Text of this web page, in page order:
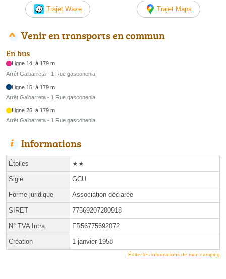
Trajet Waze Trajet Maps
Venir en transports en commun
En bus
Ligne 14, à 179 m
Arrêt Galbarreta - 1 Rue gasconenia
Ligne 15, à 179 m
Arrêt Galbarreta - 1 Rue gasconenia
Ligne 26, à 179 m
Arrêt Galbarreta - 1 Rue gasconenia
Informations
Étoiles ★★
Sigle GCU
Forme juridique Association déclarée
SIRET 77569207200918
N° TVA Intra. FR56775692072
Création 1 janvier 1958
Éditer les informations de mon camping